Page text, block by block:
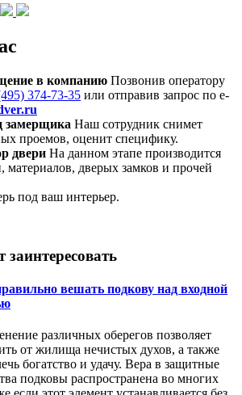
в компанию Позвонив оператору
374-73-35 или отправив запрос по e-
замерщика Наш сотрудник снимет
проемов, оценит специфику.
двери На данном этапе производится
материалов, дверых замков и прочей
под ваш интерьер.
вешать подкову над входной
различных оберегов позволяет
от жилища нечистых духов, а также
богатство и удачу. Вера в защитные
подковы распространена во многих